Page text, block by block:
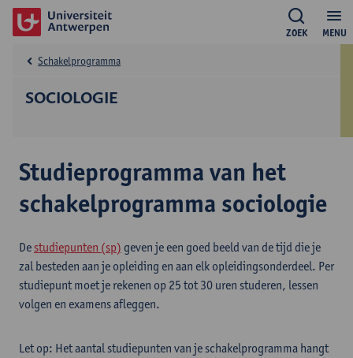
MENU
ZOEK
SOCIOLOGIE
Schakelprogramma
Studieprogramma van het
schakelprogramma sociologie
De studiepunten (sp) geven je een goed beeld van de tijd die je
zal besteden aan je opleiding en aan elk opleidingsonderdeel. Per
studiepunt moet je rekenen op 25 tot 30 uren studeren, lessen
volgen en examens afleggen.
Let op: Het aantal studiepunten van je schakelprogramma hangt